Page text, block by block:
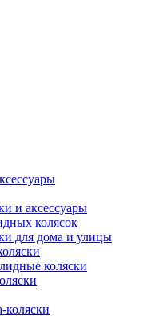
и аксессуары
колясок
для дома и улицы
коляски
коляски